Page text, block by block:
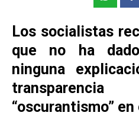
Los socialistas
que no ha dado
ninguna
“oscurantismo”